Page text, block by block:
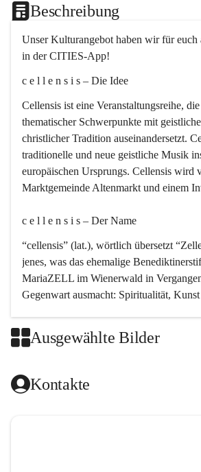
Beschreibung
Unser Kulturangebot haben wir für euch
in der CITIES-App!
c e l l e n s i s – Die Idee
Cellensis ist eine Veranstaltungsreihe,
thematischer Schwerpunkte mit
christlicher Tradition auseinandersetzt.
traditionelle und neue geistliche Musik
europäischen Ursprungs. Cellensis wird
Marktgemeinde Altenmarkt und einem
c e l l e n s i s – Der Name
“cellensis” (lat.), wörtlich übersetzt
jenes, was das ehemalige
MariaZELL im Wienerwald in
Gegenwart ausmacht: Spiritualität,
Kirchenmusik, dem kunstvollen Lob
Das kirchenmusikalische Festival
Ausgewählte Bilder
Kontakte